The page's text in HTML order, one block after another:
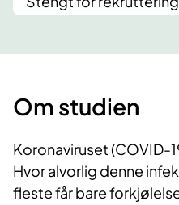
Om studien
Koronaviruset (COVID-
Hvor alvorlig denne
fleste får bare